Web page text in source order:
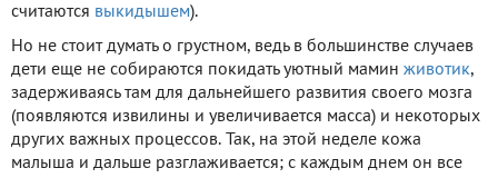
считаются выкидышем).
Но не стоит думать о грустном, ведь в большинстве случаев
дети еще не собираются покидать уютный мамин животик,
задерживаясь там для дальнейшего развития своего мозга
(появляются извилины и увеличивается масса) и некоторых
других важных процессов. Так, на этой неделе кожа
малыша и дальше разглаживается; с каждым днем он все